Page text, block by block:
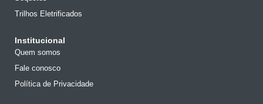
Trilhos Eletrificados
Institucional
Quem somos
Fale conosco
Política de Privacidade